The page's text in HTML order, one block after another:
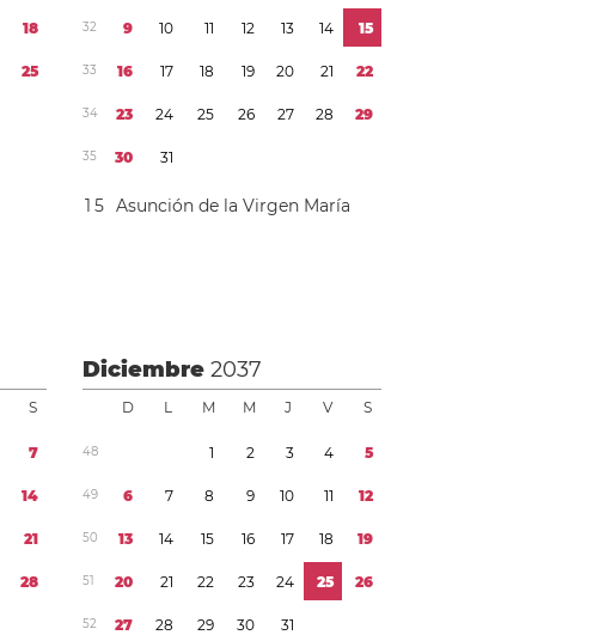
18
25
32 9 10 11 12 13 14 15
33 16 17 18 19 20 21 22
34 23 24 25 26 27 28 29
35 30 31
1 5 Asunción de la Virgen María
S
7
14
21
28
Diciembre2037
D L M M J V S
48 1 2 3 4 5
49 6 7 8 9 10 11 12
50 13 14 15 16 17 18 19
51 20 21 22 23 24 25 26
52 27 28 29 30 31